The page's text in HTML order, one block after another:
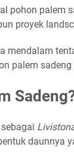
pohon palem
proyek
mendalam
palem
daunnya